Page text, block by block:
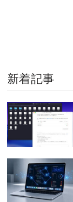
新着記事